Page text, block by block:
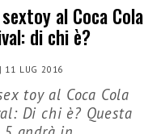
al Coca Cola
di chi è?
| 11 LUG 2016
toy al Coca Cola
Di chi è? Questa